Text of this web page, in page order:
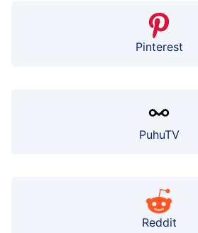
Pinterest
PuhuTV
Reddit